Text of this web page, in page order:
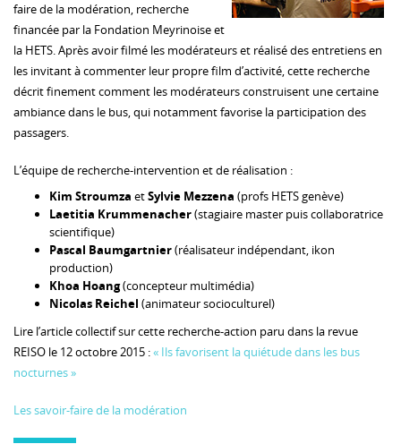
faire de la modération, recherche
financée par la Fondation Meyrinoise et
la HETS. Après avoir filmé les modérateurs et réalisé des entretiens en
les invitant à commenter leur propre film d’activité, cette recherche
décrit finement comment les modérateurs construisent une certaine
ambiance dans le bus, qui notamment favorise la participation des
passagers.
L’équipe de recherche-intervention et de réalisation :
Kim Stroumza etSylvie Mezzena (profs HETS genève)
Laetitia Krummenacher(stagiaire master puis collaboratrice
scientifique)
Pascal Baumgartnier(réalisateur indépendant, ikon
production)
Khoa Hoang(concepteur multimédia)
Nicolas Reichel (animateur socioculturel)
Lire l’article collectif sur cette recherche-action paru dans la revue
REISO le 12 octobre 2015 :« Ils favorisent la quiétude dans les bus
nocturnes »
Les savoir-faire de la modération